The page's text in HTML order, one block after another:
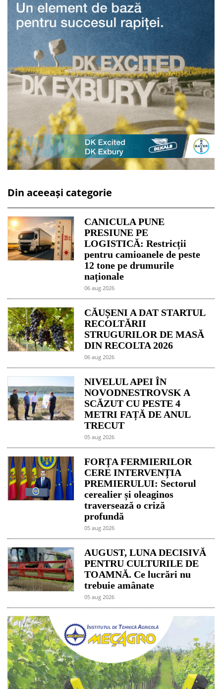
Din aceeași categorie
CANICULA PUNE
PRESIUNE PE
LOGISTICĂ: Restricții
pentru camioanele de peste
12 tone pe drumurile
naționale
06 aug 2026
CĂUȘENI A DAT STARTUL
RECOLTĂRII
STRUGURILOR DE MASĂ
DIN RECOLTA 2026
06 aug 2026
NIVELUL APEI ÎN
NOVODNESTROVSK A
SCĂZUT CU PESTE 4
METRI FAȚĂ DE ANUL
TRECUT
05 aug 2026
FORȚA FERMIERILOR
CERE INTERVENȚIA
PREMIERULUI: Sectorul
cerealier și oleaginos
traversează o criză
profundă
05 aug 2026
AUGUST, LUNA DECISIVĂ
PENTRU CULTURILE DE
TOAMNĂ. Ce lucrări nu
trebuie amânate
05 aug 2026